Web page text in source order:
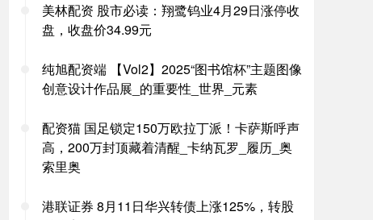
美林配资 股市必读：翔鹭钨业4月29日涨停收
盘，收盘价34.99元
纯旭配资端 【Vol2】2025“图书馆杯”主题图像
创意设计作品展_的重要性_世界_元素
配资猫 国足锁定150万欧拉丁派！卡萨斯呼声
高，200万封顶藏着清醒_卡纳瓦罗_履历_奥
索里奥
港联证券 8月11日华兴转债上涨125%，转股